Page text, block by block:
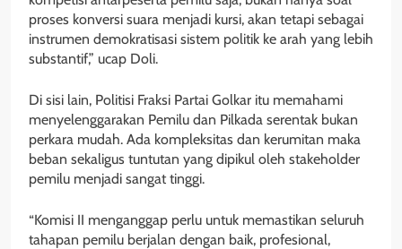
proses konversi suara menjadi kursi, akan tetapi sebagai
instrumen demokratisasi sistem politik ke arah yang lebih
substantif,” ucap Doli.
Di sisi lain, Politisi Fraksi Partai Golkar itu memahami
menyelenggarakan Pemilu dan Pilkada serentak bukan
perkara mudah. Ada kompleksitas dan kerumitan maka
beban sekaligus tuntutan yang dipikul oleh stakeholder
pemilu menjadi sangat tinggi.
“Komisi II menganggap perlu untuk memastikan seluruh
tahapan pemilu berjalan dengan baik, profesional,